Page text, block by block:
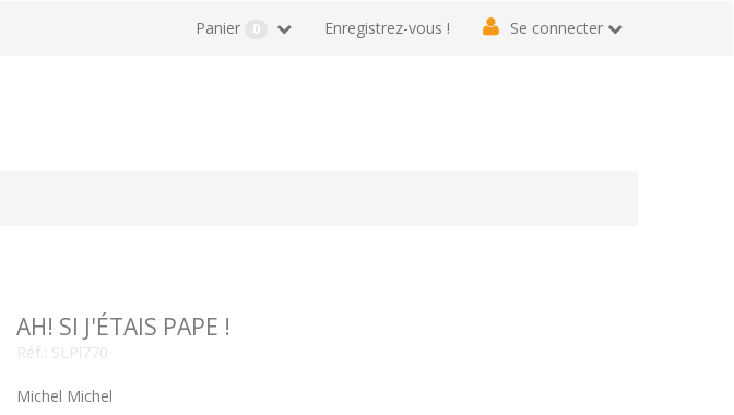
Enregistrez-vous ! Se connecter
Panier 0
AH! SI J'ÉTAIS PAPE !
Réf.: SLPl770
Michel Michel